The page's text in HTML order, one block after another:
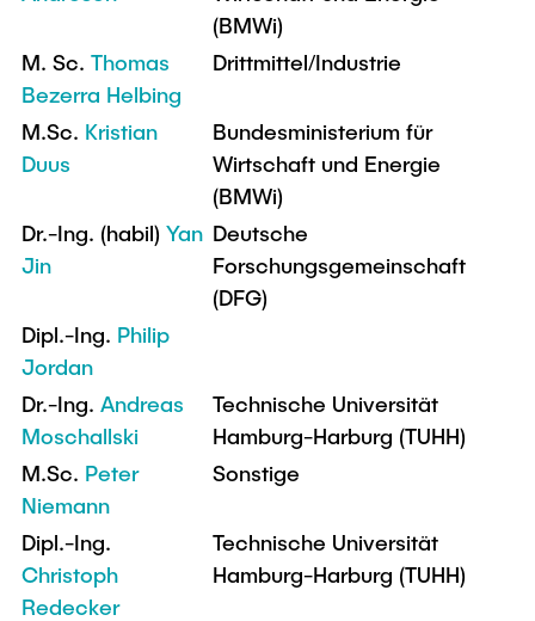
Lehre und Lernen
Best Practices Lehre
Hochschuldidaktik - ZLL
LearnING Center
Lehre im europäischen Verbund (ECIU)
WorkINGLab / Makerspace
Interdisziplinärer Workshop des FSP
„Biobasierte Prozesse und
Reaktortechnologien“
Forschung und Institute
Studienbereich FIT
Institute im Überblick
(BMWi)
M. Sc. Thomas
Bezerra Helbing
Drittmittel/Industrie
M.Sc. Kristian
Duus
Bundesministerium für
Wirtschaft und Energie
(BMWi)
Dr.-Ing. (habil) Yan
Jin
Deutsche
Forschungsgemeinschaft
(DFG)
Dipl.-Ing. Philip
Jordan
Dr.-Ing. Andreas
Moschallski
Technische Universität
Hamburg-Harburg (TUHH)
M.Sc. Peter
Niemann
Sonstige
Dipl.-Ing.
Christoph
Redecker
Technische Universität
Hamburg-Harburg (TUHH)